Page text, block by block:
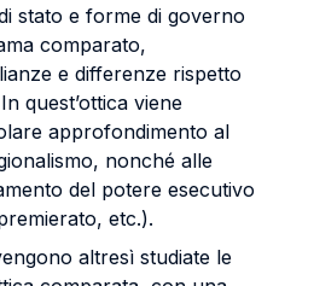
stato e forme di governo
comparato,
e differenze rispetto
quest’ottica viene
approfondimento al
nonché alle
del potere esecutivo
etc.).
altresì studiate le